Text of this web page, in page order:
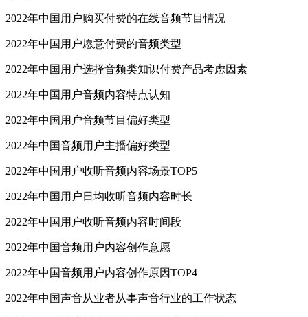
2022年中国用户购买付费的在线音频节目情况
2022年中国用户愿意付费的音频类型
2022年中国用户选择音频类知识付费产品考虑因素
2022年中国用户音频内容特点认知
2022年中国用户音频节目偏好类型
2022年中国音频用户主播偏好类型
2022年中国用户收听音频内容场景TOP5
2022年中国用户日均收听音频内容时长
2022年中国用户收听音频内容时间段
2022年中国音频用户内容创作意愿
2022年中国音频用户内容创作原因TOP4
2022年中国声音从业者从事声音行业的工作状态